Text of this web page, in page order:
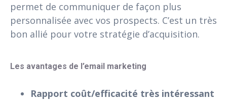
permet de communiquer de façon plus
personnalisée avec vos prospects. C’est un très
bon allié pour votre stratégie d’acquisition.
Les avantages de l’email marketing
Rapport coût/efficacité très intéressant